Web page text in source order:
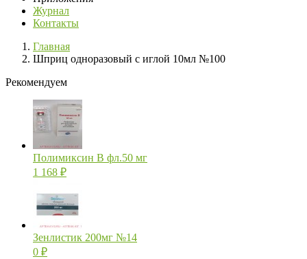
Журнал
Контакты
Главная
Шприц одноразовый с иглой 10мл №100
Рекомендуем
Полимиксин В фл.50 мг
1 168 ₽
Зенлистик 200мг №14
0 ₽